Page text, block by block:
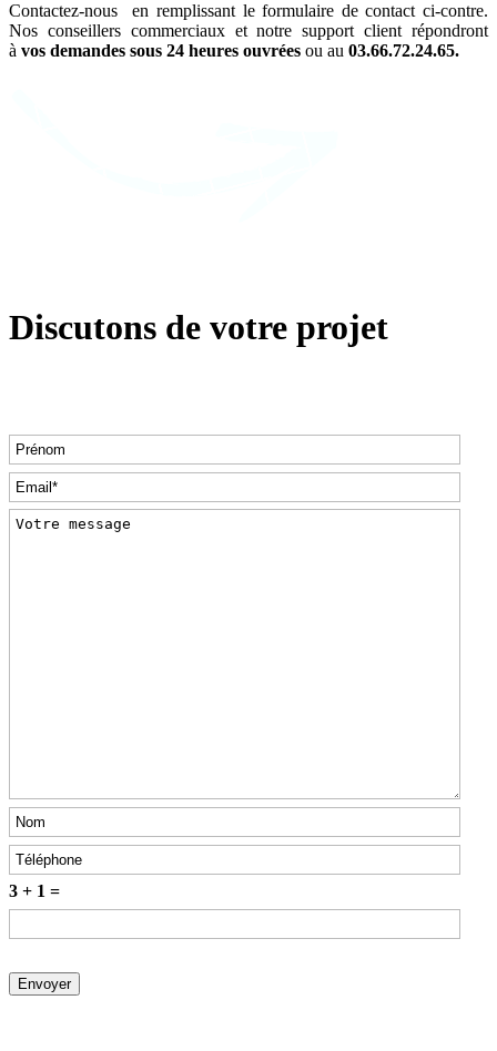
Contactez-nous en remplissant le formulaire de contact ci-contre.
Nos conseillers commerciaux et notre support client répondront
à vos demandes sous 24 heures ouvrées ou au 03.66.72.24.65.
Discutons de votre projet
3 + 1 =